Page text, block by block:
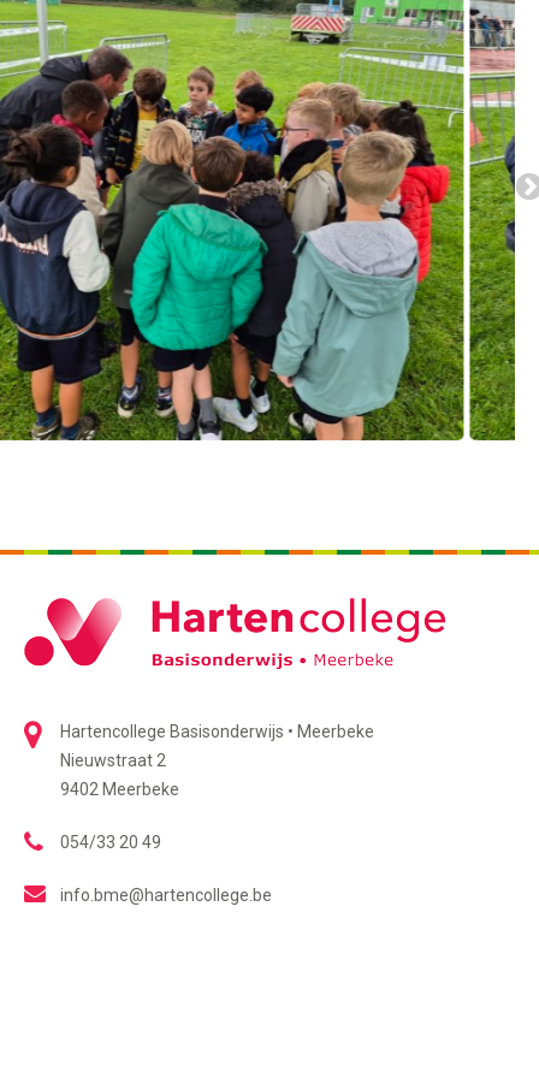
Hartencollege Basisonderwijs • Meerbeke
Nieuwstraat 2
9402 Meerbeke
054/33 20 49
info.bme@hartencollege.be